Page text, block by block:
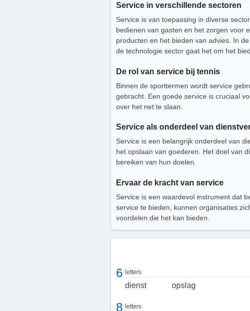
Service in verschillende sectoren
Service is van toepassing in diverse
bedienen van gasten en het zorgen voor
producten en het bieden van advies. In
de technologie sector gaat het om het
De rol van service bij tennis
Binnen de sporttermen wordt service
gebracht. Een goede service is cruciaal
over het net te slaan.
Service als onderdeel van
Service is een belangrijk onderdeel van
het opslaan van goederen. Het doel van
bereiken van hun doelen.
Ervaar de kracht van service
Service is een waardevol instrument dat
service te bieden, kunnen organisaties
voordelen die het kan bieden.
6 letters
dienst opslag
8 letters